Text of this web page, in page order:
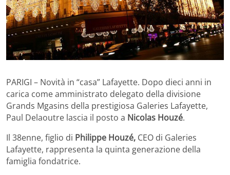
PARIGI – Novità in “casa” Lafayette. Dopo dieci anni in
carica come amministrato delegato della divisione
Grands Mgasins della prestigiosa Galeries Lafayette,
Paul Delaoutre lascia il posto a Nicolas Houzé.
Il 38enne, figlio di Philippe Houzé, CEO di Galeries
Lafayette, rappresenta la quinta generazione della
famiglia fondatrice.